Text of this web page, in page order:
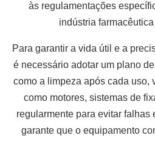
às regulamentações
indústria
Para garantir a vida útil e a
é necessário adotar um plano
como a limpeza após cada uso,
como motores, sistemas de
regularmente para evitar falhas
garante que o equipamento